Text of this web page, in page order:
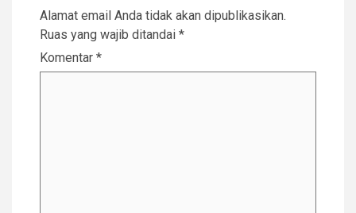
Alamat email Anda tidak akan dipublikasikan.
Ruas yang wajib ditandai *
Komentar *